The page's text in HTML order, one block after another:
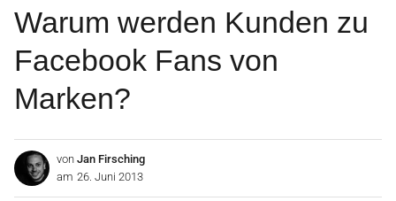
Warum werden Kunden zu
Facebook Fans von
Marken?
von Jan Firsching
am 26. Juni 2013